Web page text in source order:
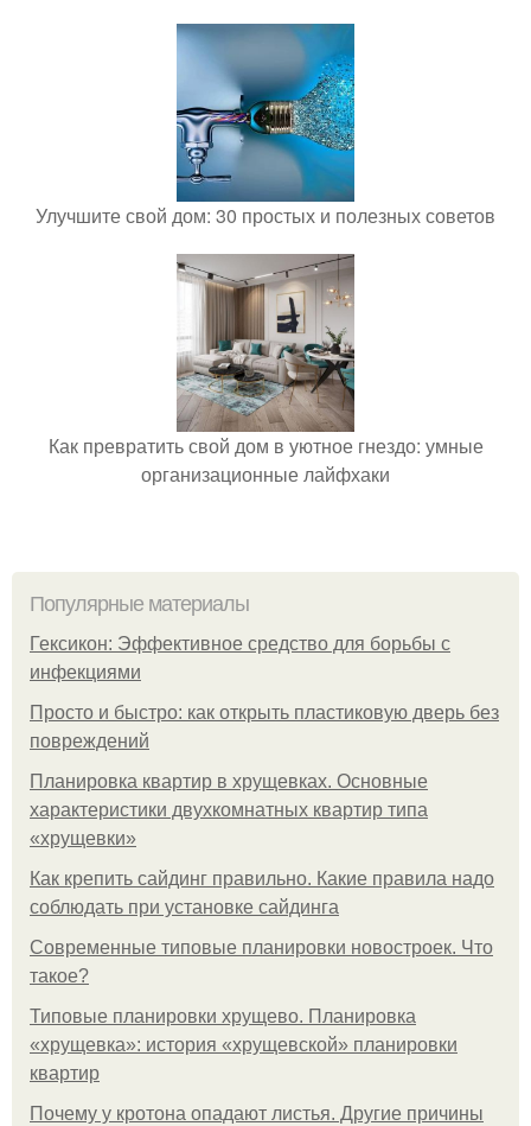
Улучшите свой дом: 30 простых и полезных советов
Как превратить свой дом в уютное гнездо: умные
организационные лайфхаки
Популярные материалы
Гексикон: Эффективное средство для борьбы с
инфекциями
Просто и быстро: как открыть пластиковую дверь без
повреждений
Планировка квартир в хрущевках. Основные
характеристики двухкомнатных квартир типа
«хрущевки»
Как крепить сайдинг правильно. Какие правила надо
соблюдать при установке сайдинга
Современные типовые планировки новостроек. Что
такое?
Типовые планировки хрущево. Планировка
«хрущевка»: история «хрущевской» планировки
квартир
Почему у кротона опадают листья. Другие причины